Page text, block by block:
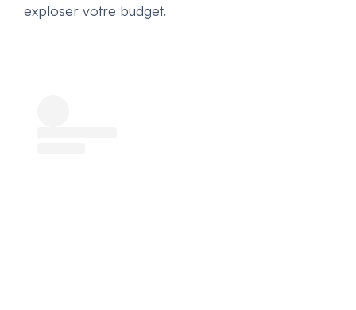
exploser votre budget.